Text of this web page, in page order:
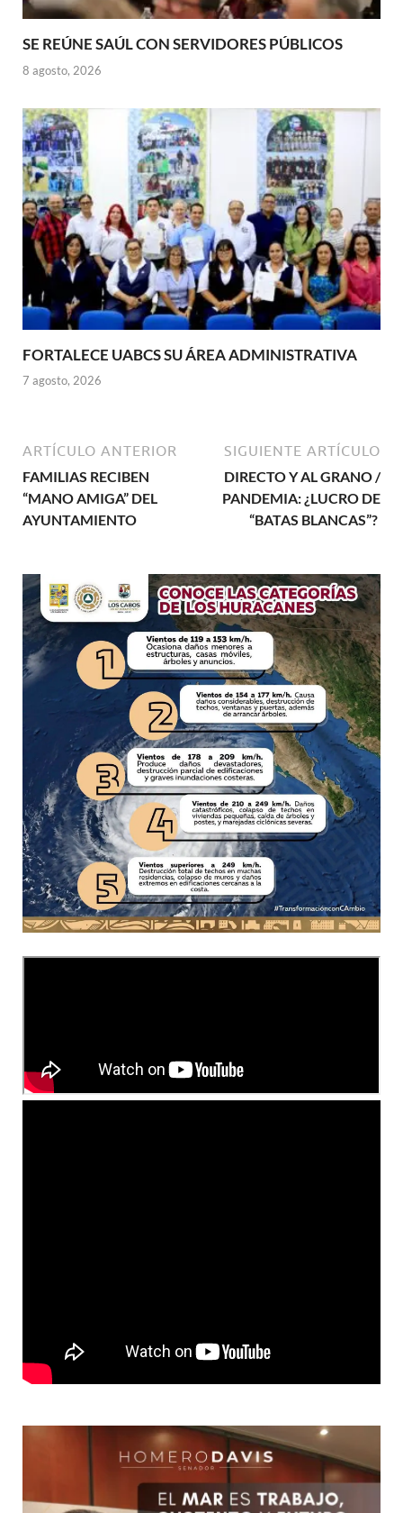
SE REÚNE SAÚL CON SERVIDORES PÚBLICOS
8 agosto, 2026
FORTALECE UABCS SU ÁREA ADMINISTRATIVA
7 agosto, 2026
ARTÍCULO ANTERIOR
FAMILIAS RECIBEN
“MANO AMIGA” DEL
AYUNTAMIENTO
SIGUIENTE ARTÍCULO
DIRECTO Y AL GRANO /
PANDEMIA: ¿LUCRO DE
“BATAS BLANCAS”?